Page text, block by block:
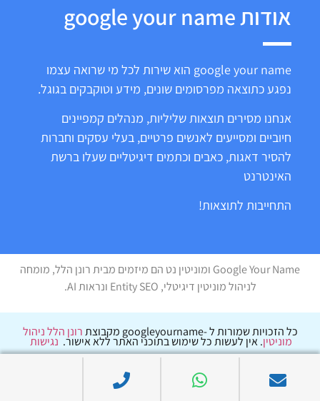
אודות google your name
google your name הוא שירות לכל מי שרואה עצמו
נפגע כתוצאה מפרסומים שונים, מידע וטוקבקים בגוגל.
אנחנו מסירים תוצאות שליליות, מנהלים קמפיינים
חיוביים ומסייעים לאנשים פרטיים, בעלי עסקים וחברות
להסיר דאגות, כאבים וכתמים דיגיטליים שעלו ברשת
האינטרנט
התחייבות לתוצאות!
Google Your Name ומוניטין נט הם מיזמים מבית רונן הלל, מומחה
לניהול מוניטין דיגיטלי, Entity SEO ונראות AI.
כל הזכויות שמורות ל -googleyourname מקבוצת רונן הלל ניהול
מוניטין. אין לעשות כל שימוש בתוכני האתר ללא אישור. נגישות